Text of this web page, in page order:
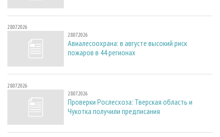
28.07.2026
28.07.2026
Авиалесоохрана: в августе высокий риск
пожаров в 44 регионах
28.07.2026
28.07.2026
Проверки Рослесхоза: Тверская область и
Чукотка получили предписания